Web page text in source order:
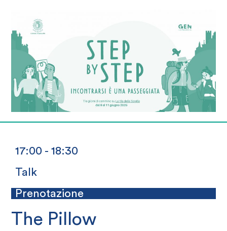
17:00 - 18:30
Talk
Prenotazione
The Pillow